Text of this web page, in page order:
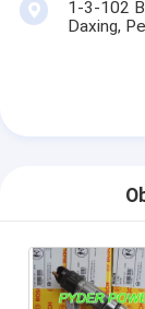
1-3-102
Daxing,